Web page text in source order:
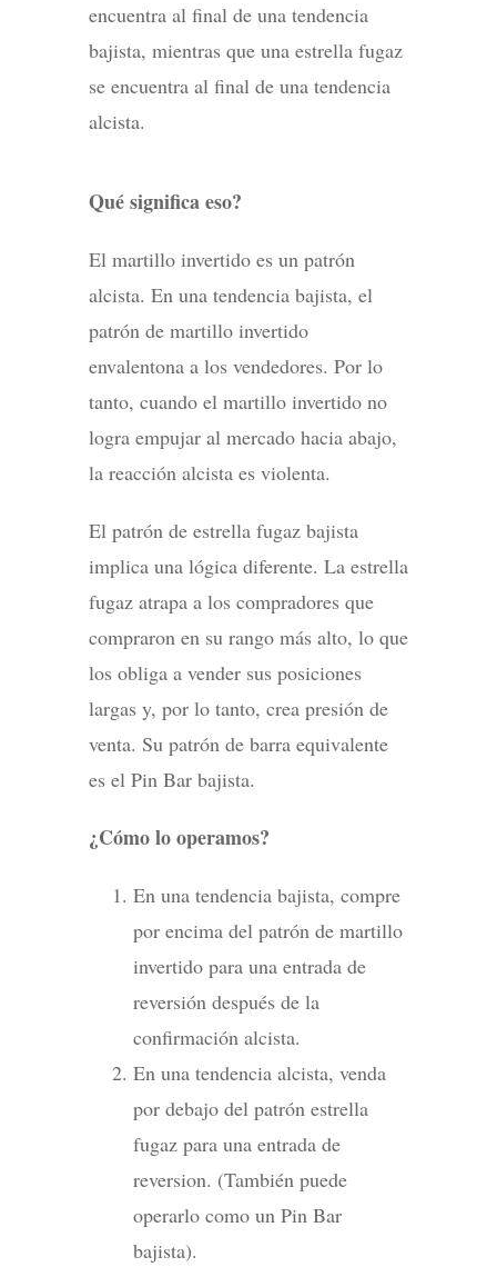
encuentra al final de una tendencia
bajista, mientras que una estrella fugaz
se encuentra al final de una tendencia
alcista.
Qué significa eso?
El martillo invertido es un patrón
alcista. En una tendencia bajista, el
patrón de martillo invertido
envalentona a los vendedores. Por lo
tanto, cuando el martillo invertido no
logra empujar al mercado hacia abajo,
la reacción alcista es violenta.
El patrón de estrella fugaz bajista
implica una lógica diferente. La estrella
fugaz atrapa a los compradores que
compraron en su rango más alto, lo que
los obliga a vender sus posiciones
largas y, por lo tanto, crea presión de
venta. Su patrón de barra equivalente
es el Pin Bar bajista.
¿Cómo lo operamos?
En una tendencia bajista, compre
por encima del patrón de martillo
invertido para una entrada de
reversión después de la
confirmación alcista.
En una tendencia alcista, venda
por debajo del patrón estrella
fugaz para una entrada de
reversion. (También puede
operarlo como un Pin Bar
bajista).